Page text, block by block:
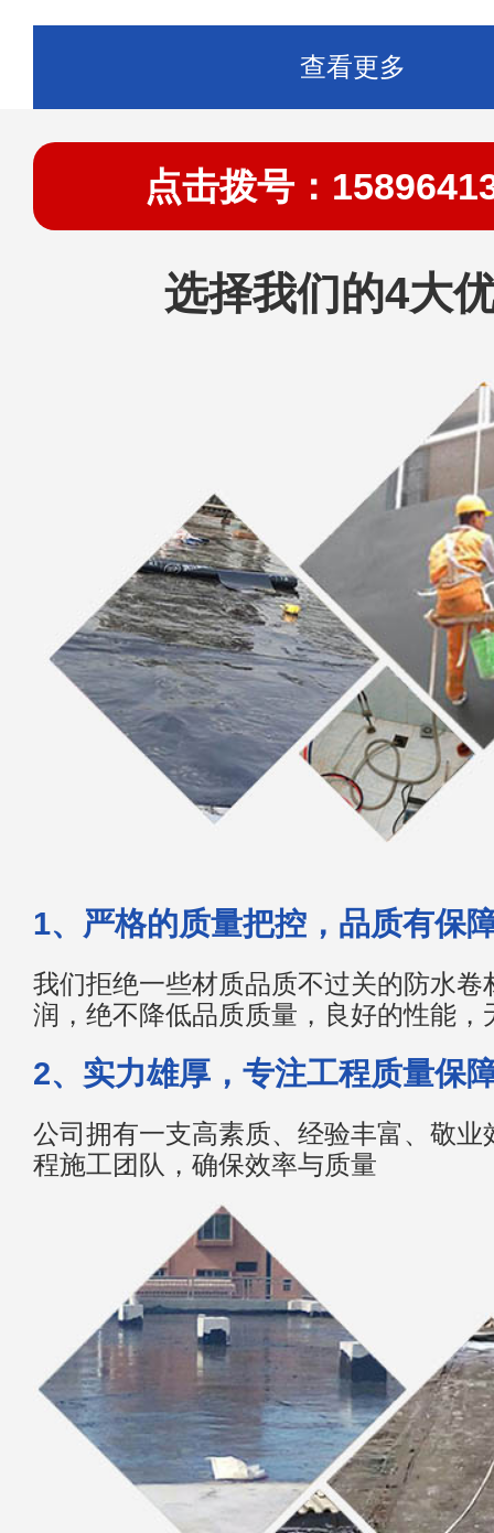
查看更多
点击拨号：
选择我们的4大
1、严格的质量把控，品质有保
我们拒绝一些材质品质不过关的防水卷
润，绝不降低品质质量，良好的性能，
2、实力雄厚，专注工程质量保
公司拥有一支高素质、经验丰富、敬业
程施工团队，确保效率与质量